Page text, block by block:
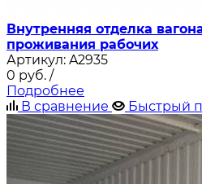
Внутренняя отделка
проживания рабочих
Артикул: A2935
0 руб. /
Подробнее
В сравнение
Быстрый